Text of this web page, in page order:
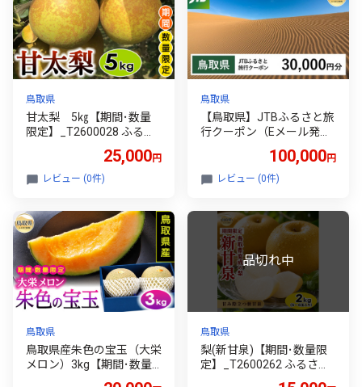
鳥取県
甘太梨 5㎏【期間･数量
限定】_T2600028 ふるさ
フルーツ 果物 数量限定
25,000円
レビュー (0件)
鳥取県
【鳥取県】JTBふるさと旅
行クーポン（Eメール発
6 ふるさと納税 鳥取 旅行
観光 体験 思い出 特産品 お
取り寄せ おすすめ ギフト
100,000円
レビュー (0件)
鳥取県
鳥取県産朱色の宝玉（大栄
メロン）3kg【期間･数量
鳥取県
梨(新甘泉)【期間･数量限
定】_T2600262 ふるさと